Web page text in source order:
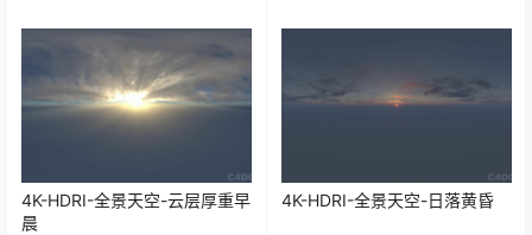
4K-HDRI-全景天空-云层厚重早
晨
4K-HDRI-全景天空-日落黄昏